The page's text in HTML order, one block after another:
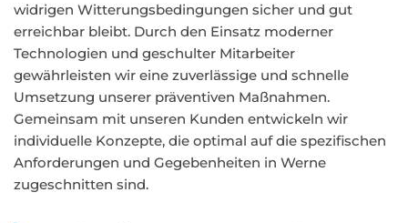
widrigen Witterungsbedingungen sicher und gut
erreichbar bleibt. Durch den Einsatz moderner
Technologien und geschulter Mitarbeiter
gewährleisten wir eine zuverlässige und schnelle
Umsetzung unserer präventiven Maßnahmen.
Gemeinsam mit unseren Kunden entwickeln wir
individuelle Konzepte, die optimal auf die spezifischen
Anforderungen und Gegebenheiten in Werne
zugeschnitten sind.